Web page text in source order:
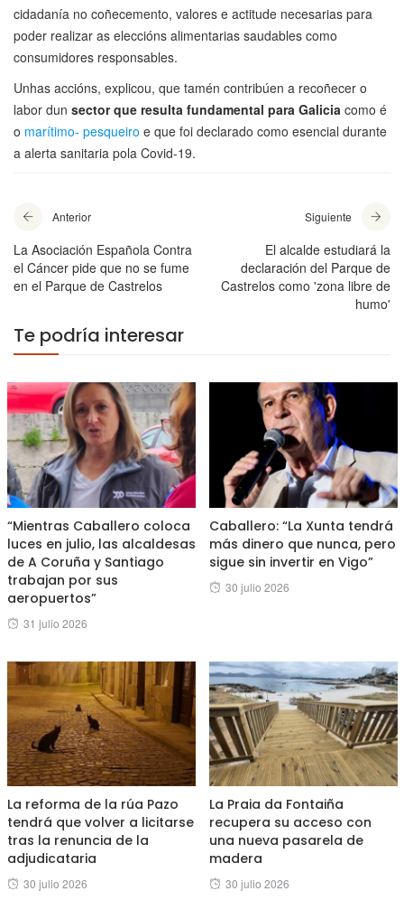
cidadanía no coñecemento, valores e actitude necesarias para
poder realizar as eleccións alimentarias saudables como
consumidores responsables.
Unhas accións, explicou, que tamén contribúen a recoñecer o
labor dun sector que resulta fundamental para Galicia como é
o marítimo- pesqueiro e que foi declarado como esencial durante
a alerta sanitaria pola Covid-19.
Anterior
La Asociación Española Contra
el Cáncer pide que no se fume
en el Parque de Castrelos
Siguiente
El alcalde estudiará la
declaración del Parque de
Castrelos como 'zona libre de
humo'
Te podría interesar
“Mientras Caballero coloca
luces en julio, las alcaldesas
de A Coruña y Santiago
trabajan por sus
aeropuertos”
Posted
31 julio 2026
Caballero: “La Xunta tendrá
más dinero que nunca, pero
sigue sin invertir en Vigo”
Posted
30 julio 2026
La reforma de la rúa Pazo
tendrá que volver a licitarse
tras la renuncia de la
adjudicataria
Posted
30 julio 2026
La Praia da Fontaiña
recupera su acceso con
una nueva pasarela de
madera
Posted
30 julio 2026